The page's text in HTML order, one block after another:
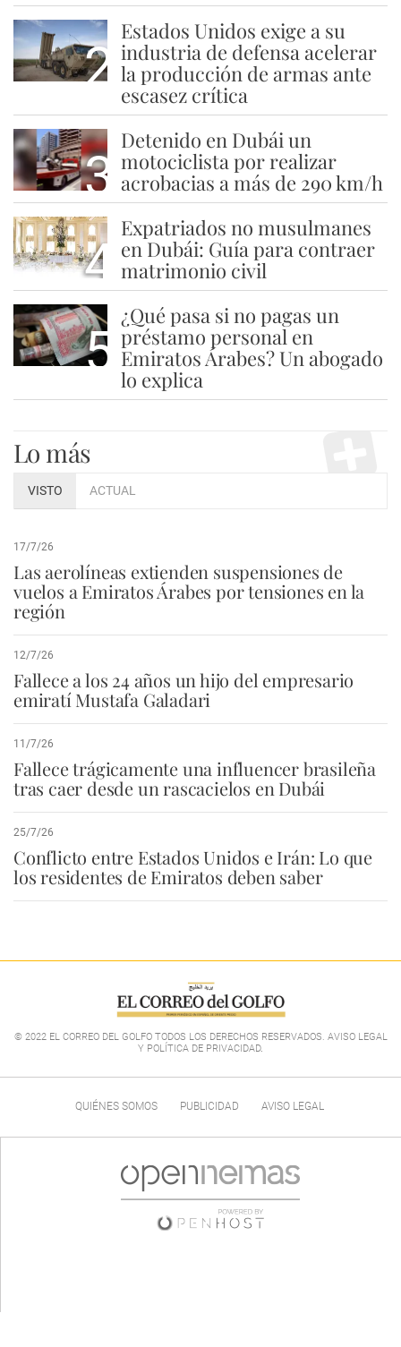
2
Estados Unidos exige a su
industria de defensa acelerar
la producción de armas ante
escasez crítica
3
Detenido en Dubái un
motociclista por realizar
acrobacias a más de 290 km/h
4
Expatriados no musulmanes
en Dubái: Guía para contraer
matrimonio civil
5
¿Qué pasa si no pagas un
préstamo personal en
Emiratos Árabes? Un abogado
lo explica
Lo más
VISTO ACTUAL
17/7/26
Las aerolíneas extienden suspensiones de
vuelos a Emiratos Árabes por tensiones en la
región
12/7/26
Fallece a los 24 años un hijo del empresario
emiratí Mustafa Galadari
11/7/26
Fallece trágicamente una influencer brasileña
tras caer desde un rascacielos en Dubái
25/7/26
Conflicto entre Estados Unidos e Irán: Lo que
los residentes de Emiratos deben saber
© 2022 EL CORREO DEL GOLFO TODOS LOS DERECHOS RESERVADOS. AVISO LEGAL
Y POLÍTICA DE PRIVACIDAD.
QUIÉNES SOMOS PUBLICIDAD AVISO LEGAL